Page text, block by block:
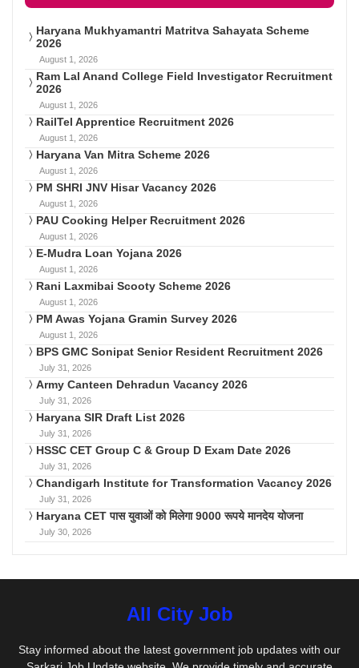
Haryana Mukhyamantri Matritva Sahayata Scheme
2026
August 1, 2026
Ram Lal Anand College Field Investigator Recruitment
2026
August 1, 2026
RailTel Apprentice Recruitment 2026
August 1, 2026
Haryana Van Mitra Scheme 2026
August 1, 2026
PM SHRI JNV Hisar Vacancy 2026
August 1, 2026
PAU Cooking Helper Recruitment 2026
August 1, 2026
E-Mudra Loan Yojana 2026
August 1, 2026
Rani Laxmibai Scooty Scheme 2026
August 1, 2026
PM Awas Yojana Gramin Survey 2026
August 1, 2026
BPS GMC Sonipat Senior Resident Recruitment 2026
July 31, 2026
Army Canteen Dehradun Vacancy 2026
July 31, 2026
Haryana SIR Draft List 2026
July 31, 2026
HSSC CET Group C & Group D Exam Date 2026
July 31, 2026
Chandigarh Institute for Transformation Vacancy 2026
July 31, 2026
Haryana CET पास युवाओं को मिलेगा 9000 रूपये मानदेय योजना
July 30, 2026
All City Job
Stay informed about the latest government job updates with our